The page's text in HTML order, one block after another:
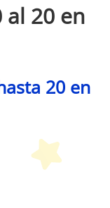
al 20 en
20 en